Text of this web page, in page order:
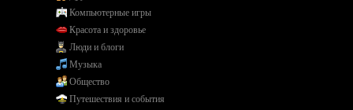
Компьютерные игры
Красота и здоровье
Люди и блоги
Музыка
Общество
Путешествия и события